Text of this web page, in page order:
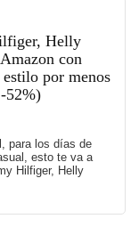
Helly
con
por menos
52%)
para los días de
esto te va a
Hilfiger, Helly